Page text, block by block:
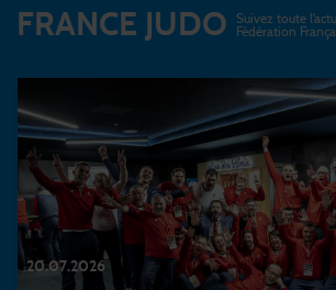
FRANCE JUDO
Suivez toute
Fédération
20.07.2026